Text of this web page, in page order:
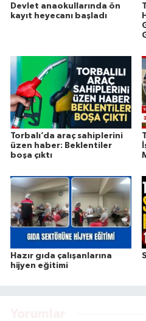
Devlet anaokullarında ön
kayıt heyecanı başladı
Torbalı’da araç sahiplerini
üzen haber: Beklentiler
boşa çıktı
Hazır gıda çalışanlarına
hijyen eğitimi